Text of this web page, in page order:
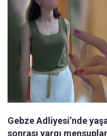
Gebze Adliyesi’nde
sonrası yargı